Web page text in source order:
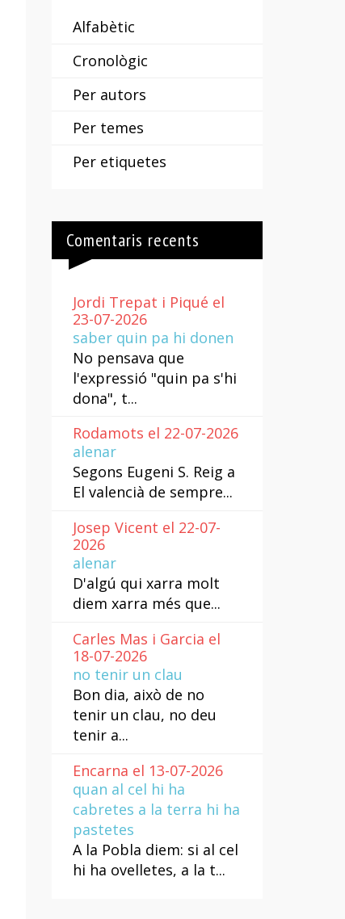
Alfabètic
Cronològic
Per autors
Per temes
Per etiquetes
Comentaris recents
Jordi Trepat i Piqué el
23-07-2026
saber quin pa hi donen
No pensava que
l'expressió "quin pa s'hi
dona", t...
Rodamots el 22-07-2026
alenar
Segons Eugeni S. Reig a
El valencià de sempre...
Josep Vicent el 22-07-
2026
alenar
D'algú qui xarra molt
diem xarra més que...
Carles Mas i Garcia el
18-07-2026
no tenir un clau
Bon dia, això de no
tenir un clau, no deu
tenir a...
Encarna el 13-07-2026
quan al cel hi ha
cabretes a la terra hi ha
pastetes
A la Pobla diem: si al cel
hi ha ovelletes, a la t...